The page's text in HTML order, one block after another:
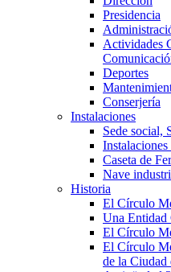
Presidencia
Actividades
Deportes
Conserjería
Instalaciones
Sede social,
Caseta de
Nave
Historia
El Círculo
Una Entidad
El Círculo
El Círculo
de la Ciudad